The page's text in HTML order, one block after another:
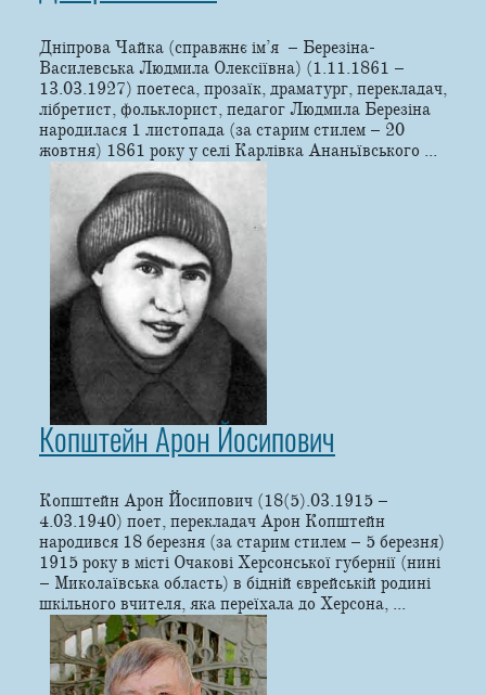
Дніпрова Чайка (справжнє ім’я – Березіна-
Василевська Людмила Олексіївна) (1.11.1861 –
13.03.1927) поетеса, прозаїк, драматург, перекладач,
лібретист, фольклорист, педагог Людмила Березіна
народилася 1 листопада (за старим стилем – 20
жовтня) 1861 року у cелі Карлівка Ананьївського ...
Копштейн Арон Йосипович
Копштейн Арон Йосипович (18(5).03.1915 –
4.03.1940) поет, перекладач Арон Копштейн
народився 18 березня (за старим стилем – 5 березня)
1915 року в місті Очакові Херсонської губернії (нині
– Миколаївська область) в бідній єврейській родині
шкільного вчителя, яка переїхала до Херсона, ...